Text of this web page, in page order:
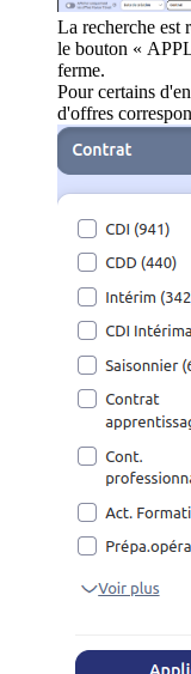
La recherche est
le bouton «
ferme.
Pour certains
d'offres